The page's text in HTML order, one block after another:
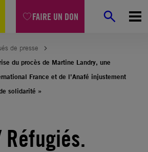
FAIRE UN DON
de presse
du procès de Martine Landry, une
France et de l’Anafé injustement
solidarité »